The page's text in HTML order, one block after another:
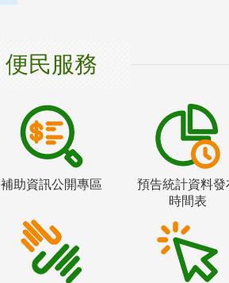
便民服務
補助資訊公開專區
預告統計資料發
時間表